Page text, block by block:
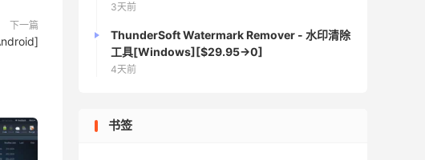
下一篇
3天前
ThunderSoft Watermark Remover - 水印清除
工具[Windows][$29.95→0]
4天前
书签